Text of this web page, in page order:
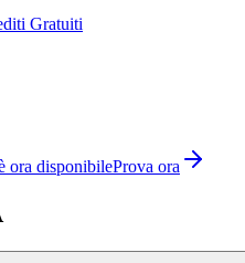
Gratuiti
ora disponibileProva ora